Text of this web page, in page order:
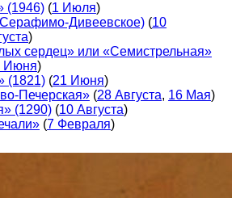
(1946)(1 Июля)
Дивеевское)(10
)
сердец» или «Семистрельная»
Июня)
(1821)(21 Июня)
Печерская»(28 Августа, 16 Мая)
(1290)(10 Августа)
(7 Февраля)